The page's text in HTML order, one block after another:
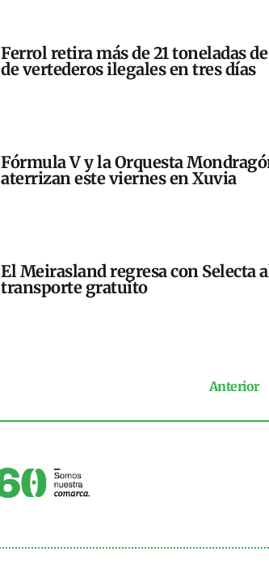
Ferrol retira más de 21 toneladas
de vertederos ilegales en tres días
Fórmula V y la Orquesta
aterrizan este viernes en Xuvia
El Meirasland regresa con Selecta
transporte gratuito
Anterior